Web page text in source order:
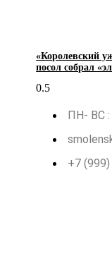
«Королевский
посол собрал
ПН- ВС :
+7